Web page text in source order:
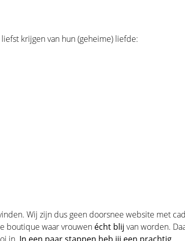
krijgen van hun (geheime) liefde:
Wij zijn dus geen doorsnee website met
boutique waar vrouwen écht blij van worden.